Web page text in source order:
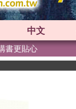
中文
書更貼心